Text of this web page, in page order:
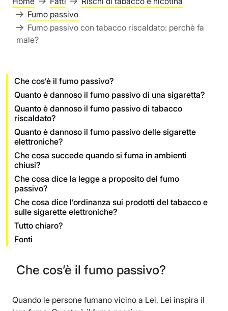
Fumo passivo
Fumo passivo con tabacco riscaldato: perchè fa
male?
Che cos’è il fumo passivo?
Quanto è dannoso il fumo passivo di una sigaretta?
Quanto è dannoso il fumo passivo di tabacco
riscaldato?
Quanto è dannoso il fumo passivo delle sigarette
elettroniche?
Che cosa succede quando si fuma in ambienti
chiusi?
Che cosa dice la legge a proposito del fumo
passivo?
Che cosa dice l’ordinanza sui prodotti del tabacco e
sulle sigarette elettroniche?
Tutto chiaro?
Fonti
Che cos’è il fumo passivo?
Quando le persone fumano vicino a Lei, Lei inspira il